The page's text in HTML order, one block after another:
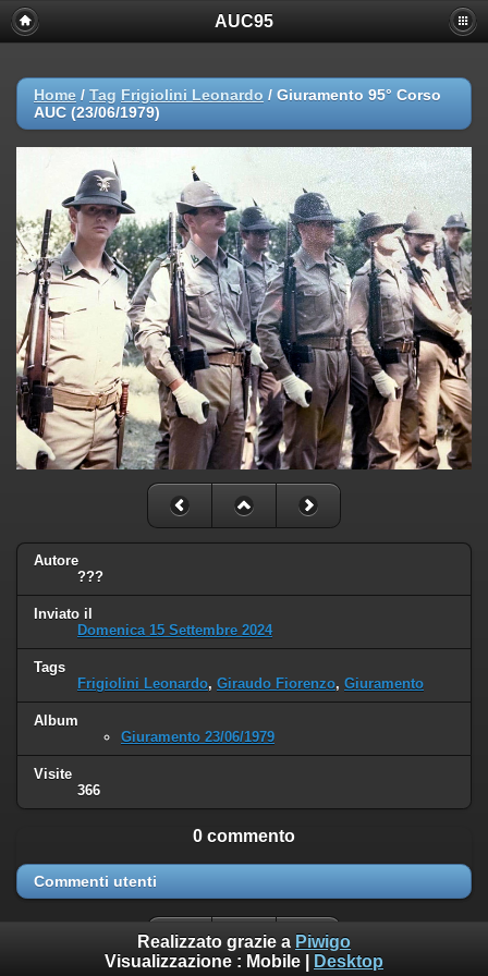
AUC95
Home / Tag Frigiolini Leonardo / Giuramento 95° Corso
AUC (23/06/1979)
Autore
???
Inviato il
Domenica 15 Settembre 2024
Tags
Frigiolini Leonardo, Giraudo Fiorenzo, Giuramento
Album
Giuramento 23/06/1979
Visite
366
0 commento
Commenti utenti
Realizzato grazie a Piwigo
Visualizzazione : Mobile Desktop